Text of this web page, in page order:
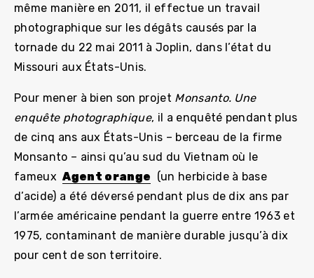
même manière en 2011, il effectue un travail
photographique sur les dégâts causés par la
tornade du 22 mai 2011 à Joplin, dans l’état du
Missouri aux États-Unis.
Pour mener à bien son projet Monsanto. Une
enquête photographique, il a enquêté pendant plus
de cinq ans aux États-Unis – berceau de la firme
Monsanto – ainsi qu’au sud du Vietnam où le
fameux Agent orange (un herbicide à base
d’acide) a été déversé pendant plus de dix ans par
l’armée américaine pendant la guerre entre 1963 et
1975, contaminant de manière durable jusqu’à dix
pour cent de son territoire.